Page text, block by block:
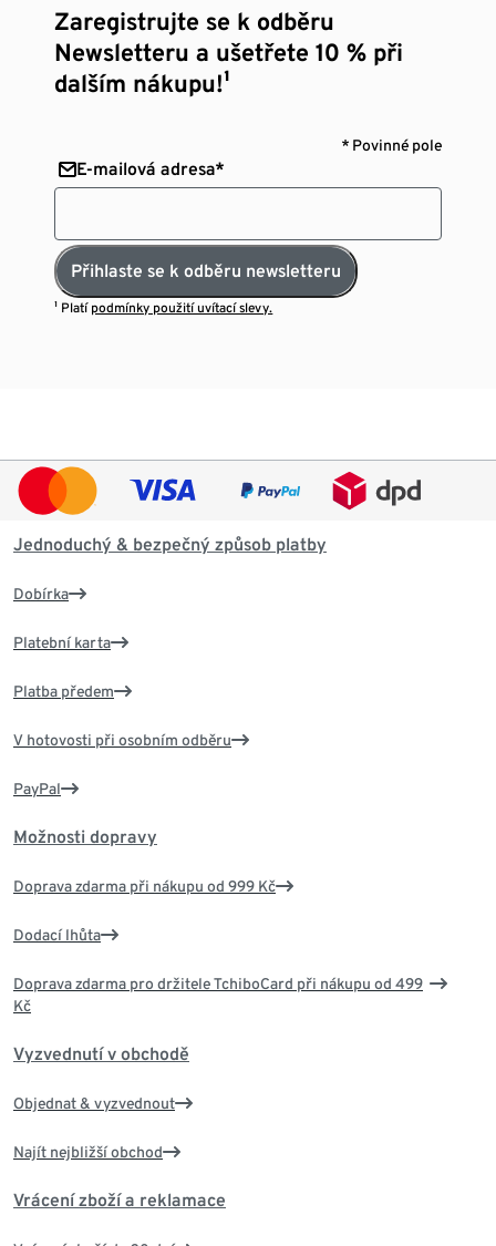
Zaregistrujte se k odběru
Newsletteru a ušetřete 10 % při
dalším nákupu!¹
* Povinné pole
E-mailová adresa*
Přihlaste se k odběru newsletteru
¹ Platí podmínky použití uvítací slevy.
Jednoduchý & bezpečný způsob platby
Dobírka
Platební karta
Platba předem
V hotovosti při osobním odběru
PayPal
Možnosti dopravy
Doprava zdarma při nákupu od 999 Kč
Dodací lhůta
Doprava zdarma pro držitele TchiboCard při nákupu od 499
Kč
Vyzvednutí v obchodě
Objednat & vyzvednout
Najít nejbližší obchod
Vrácení zboží a reklamace